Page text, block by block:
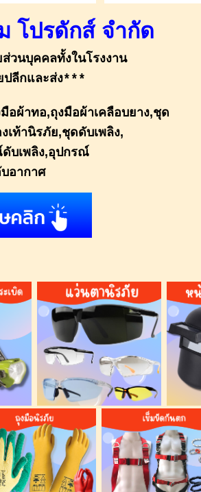
โปรดักส์ จำกัด
วนบุคคลทั้งในโรงงาน
ปลีกและส่ง***
ผ้าทอ,ถุงมือผ้าเคลือบยาง,ชุด
เท้านิรภัย,ชุดดับเพลิง,
บเพลิง,อุปกรณ์
อากาศ